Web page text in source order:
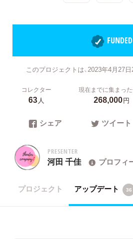
FUNDED
このプロジェクトは、2023年4月27
コレクター
63人
現在までに集まっ
268,000円
シェア ツイート
PRESENTER
河田 千佳 プロフィ
プロジェクト アップデート 36